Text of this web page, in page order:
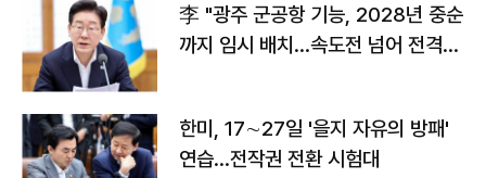
李 "광주 군공항 기능, 2028년 중순
까지 임시 배치…속도전 넘어 전격
한미, 17∼27일 '을지 자유의 방패'
연습…전작권 전환 시험대